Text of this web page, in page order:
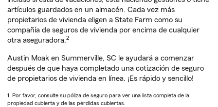
artículos guardados en un almacén. Cada vez más
propietarios de vivienda eligen a State Farm como su
compañía de seguros de vivienda por encima de cualquier
otra aseguradora.2
Austin Moak en Summerville, SC le ayudará a comenzar
después de que haya completado una cotización de seguro
de propietarios de vivienda en línea. ¡Es rápido y sencillo!
1. Por favor, consulte su póliza de seguro para ver una lista completa de la
propiedad cubierta y de las pérdidas cubiertas.